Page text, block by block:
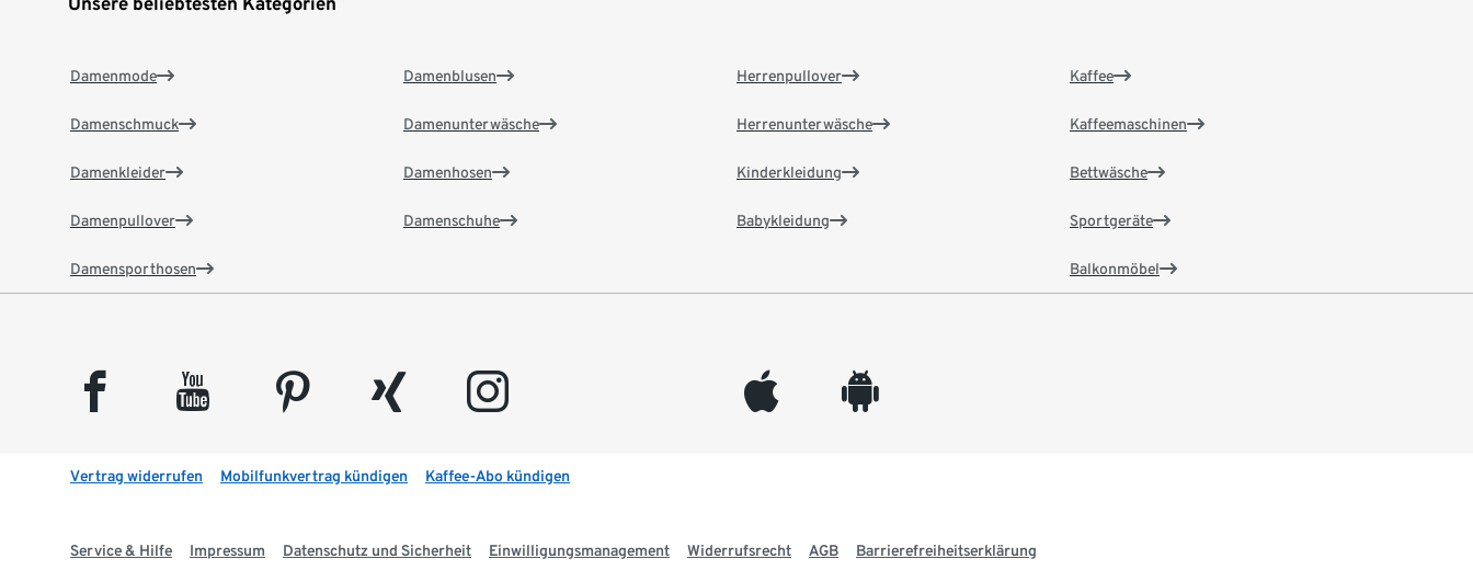
Damenmode
Damenschmuck
Damenkleider
Damenpullover
Damensporthosen
Damenblusen
Damenunterwäsche
Damenhosen
Damenschuhe
Herrenpullover
Herrenunterwäsche
Kinderkleidung
Babykleidung
Kaffee
Kaffeemaschinen
Bettwäsche
Sportgeräte
Balkonmöbel
facebook youtube pinterest xing instagram appleinc android
Vertrag widerrufen Mobilfunkvertrag kündigen Kaffee-Abo kündigen
Service & Hilfe Impressum Datenschutz und Sicherheit Einwilligungsmanagement Widerrufsrecht AGB Barrierefreiheitserklärung